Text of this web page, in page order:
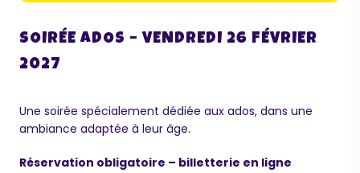
SOIRÉE ADOS – VENDREDI 26 FÉVRIER
2027
Une soirée spécialement dédiée aux ados, dans une
ambiance adaptée à leur âge.
Réservation obligatoire – billetterie en ligne